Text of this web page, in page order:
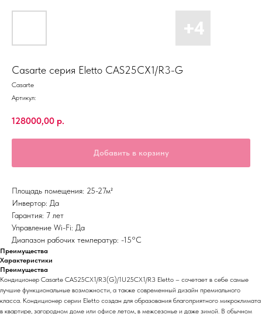
Casarte серия Eletto CAS25CX1/R3-G
Casarte
Артикул:
128000,00 р.
Добавить в корзину
Площадь помещения: 25-27м²
Инвертор: Да
Гарантия: 7 лет
Управление Wi-Fi: Да
Диапазон рабочих температур: -15°С
Преимущества
Характеристики
Преимущества
Кондиционер Casarte CAS25CX1/R3(G)/1U25CX1/R3 Eletto – сочетает в себе самые
лучшие функциональные возможности, а также современный дизайн премиального
класса. Кондиционер серии Eletto создан для образования благоприятного микроклимата
в квартире, загородном доме или офисе летом, в межсезонье и даже зимой. В обычном